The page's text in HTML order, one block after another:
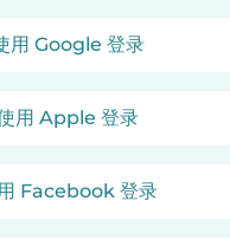
用 Google 登录
用 Apple 登录
Facebook 登录